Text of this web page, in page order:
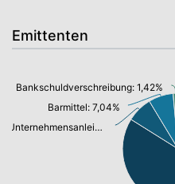
Emittenten
Unternehmensanleihen: 7,28%
Barmittel: 7,04%
Bankschuldverschreibung: 1,42%